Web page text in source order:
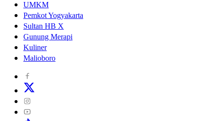
UMKM
Pemkot Yogyakarta
Sultan HB X
Gunung Merapi
Kuliner
Malioboro